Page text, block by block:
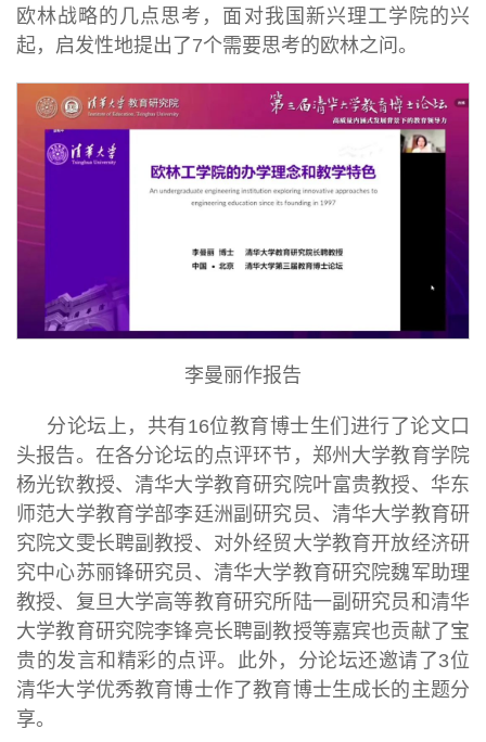
欧林战略的几点思考，面对我国新兴理工学院的兴
起，启发性地提出了7个需要思考的欧林之问。
李曼丽作报告
分论坛上，共有16位教育博士生们进行了论文口
头报告。在各分论坛的点评环节，郑州大学教育学院
杨光钦教授、清华大学教育研究院叶富贵教授、华东
师范大学教育学部李廷洲副研究员、清华大学教育研
究院文雯长聘副教授、对外经贸大学教育开放经济研
究中心苏丽锋研究员、清华大学教育研究院魏军助理
教授、复旦大学高等教育研究所陆一副研究员和清华
大学教育研究院李锋亮长聘副教授等嘉宾也贡献了宝
贵的发言和精彩的点评。此外，分论坛还邀请了3位
清华大学优秀教育博士作了教育博士生成长的主题分
享。